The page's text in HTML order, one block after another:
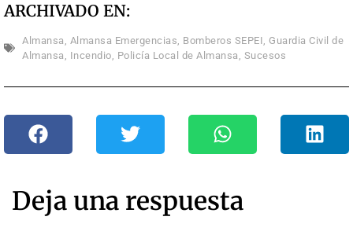
ARCHIVADO EN:
Almansa Almansa Emergencias Bomberos SEPEI Guardia Civil de
Almansa
Incendio Policía Local de Almansa Sucesos
Deja una respuesta